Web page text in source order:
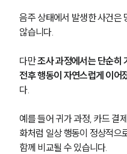
그
음주 상태에서 발생한 사건은
않습니다.
다만 조사 과정에서는 단순히
전후 행동이 자연스럽게 이어
다.
예를 들어 귀가 과정, 카드 결
화처럼 일상 행동이 정상적으
함께 비교될 수 있습니다.